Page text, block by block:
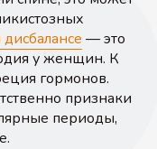
— это
у женщин. К
гормонов.
признаки
периоды,